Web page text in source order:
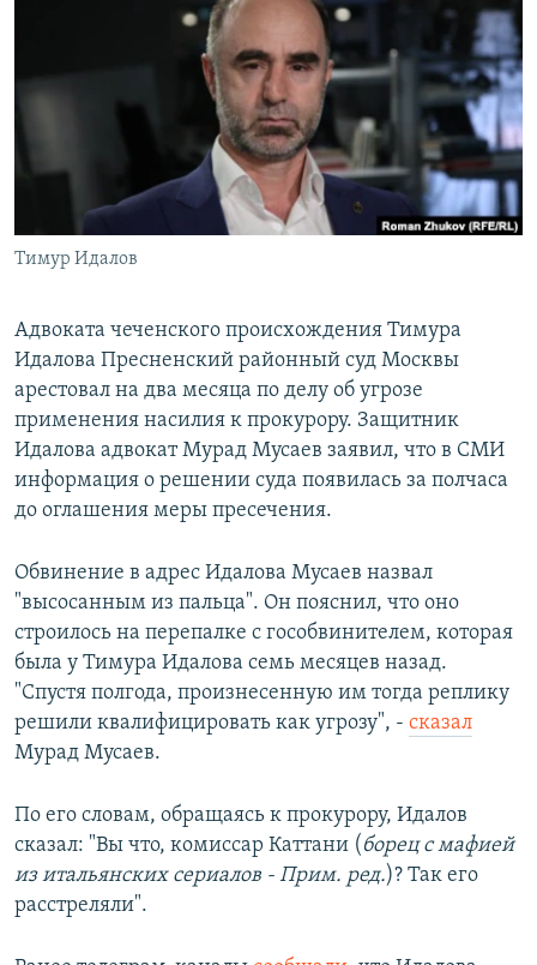
РАСПИСАНИЕ ВЕЩАНИЯ
ПОДПИШИТЕСЬ НА РАССЫЛКУ
Тимур Идалов
Адвоката чеченского происхождения Тимура
Идалова Пресненский районный суд Москвы
арестовал на два месяца по делу об угрозе
применения насилия к прокурору. Защитник
Идалова адвокат Мурад Мусаев заявил, что в СМИ
информация о решении суда появилась за полчаса
до оглашения меры пресечения.
Обвинение в адрес Идалова Мусаев назвал
"высосанным из пальца". Он пояснил, что оно
строилось на перепалке с гособвинителем, которая
была у Тимура Идалова семь месяцев назад.
"Спустя полгода, произнесенную им тогда реплику
решили квалифицировать как угрозу", - сказал
Мурад Мусаев.
По его словам, обращаясь к прокурору, Идалов
сказал: "Вы что, комиссар Каттани ( борец с мафией
из итальянских сериалов - Прим. ред.)? Так его
расстреляли".